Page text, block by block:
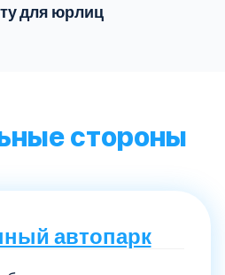
для юрлиц
стороны
автопарк